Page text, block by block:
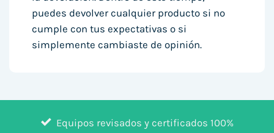
puedes devolver cualquier producto si no
cumple con tus expectativas o si
simplemente cambiaste de opinión.
Equipos revisados y certificados 100%